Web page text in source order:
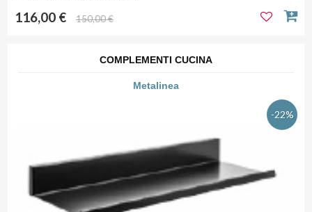
116,00 € 150,00 €
COMPLEMENTI CUCINA
Metalinea
-22%